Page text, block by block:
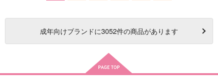
成年向けブランドに3052件の商品があります